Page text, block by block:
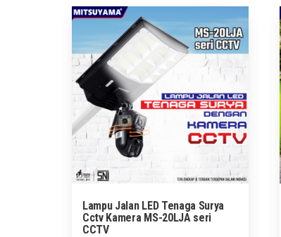
terbaru
Lampu Jalan LED Tenaga Surya
Cctv Kamera MS-20LJA seri
CCTV